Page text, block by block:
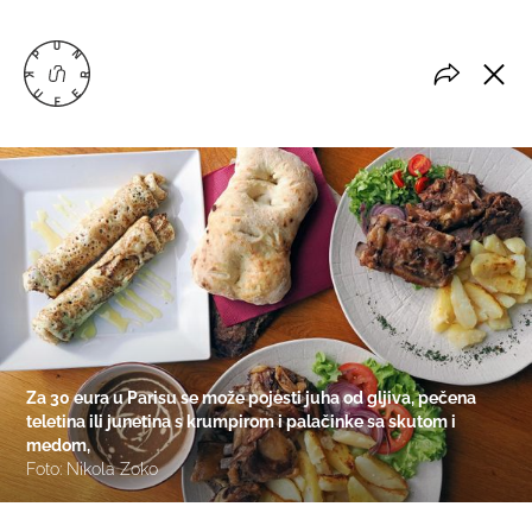
Za 30 eura u Parisu se može pojesti juha od gljiva, pečena
teletina ili junetina s krumpirom i palačinke sa skutom i
medom,
Foto: Nikola Zoko